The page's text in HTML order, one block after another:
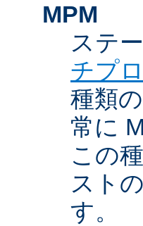
MPM
ステ
チプ
種類
常に
この
スト
す。